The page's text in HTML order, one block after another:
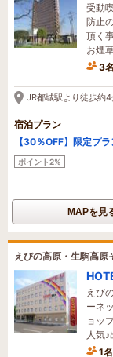
受動
防止
頂く
お煙
3
た
JR都城駅より徒歩約
宿泊プラン
【30％OFF】限定プラ
ポイント2%
MAPを見
えびの高原・生駒高原
えび
ーネ
ョッ
人気
1